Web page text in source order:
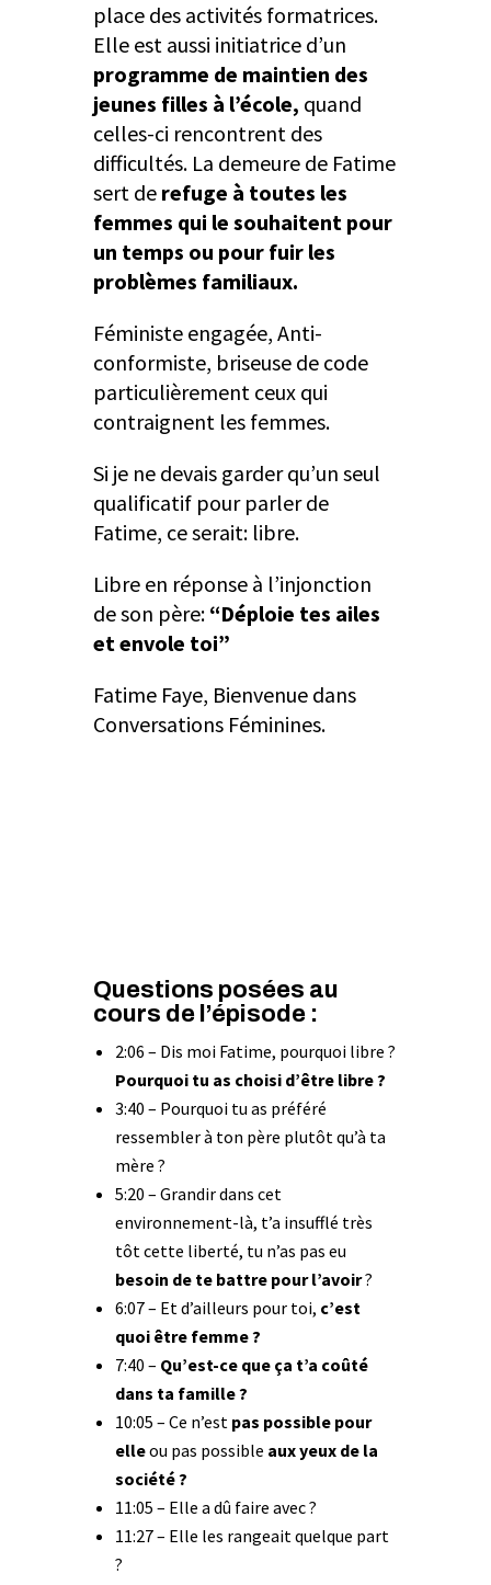
place des activités formatrices.
Elle est aussi initiatrice d’un
programme de maintien des
jeunes filles à l’école, quand
celles-ci rencontrent des
difficultés. La demeure de Fatime
sert de refuge à toutes les
femmes qui le souhaitent pour
un temps ou pour fuir les
problèmes familiaux.
Féministe engagée, Anti-
conformiste, briseuse de code
particulièrement ceux qui
contraignent les femmes.
Si je ne devais garder qu’un seul
qualificatif pour parler de
Fatime, ce serait: libre.
Libre en réponse à l’injonction
de son père: “Déploie tes ailes
et envole toi”
Fatime Faye, Bienvenue dans
Conversations Féminines.
Questions posées au
cours de l’épisode :
2:06 – Dis moi Fatime, pourquoi libre ?
Pourquoi tu as choisi d’être libre ?
3:40 – Pourquoi tu as préféré
ressembler à ton père plutôt qu’à ta
mère ?
5:20 – Grandir dans cet
environnement-là, t’a insufflé très
tôt cette liberté, tu n’as pas eu
besoin de te battre pour l’avoir?
6:07 – Et d’ailleurs pour toi, c’est
quoi être femme ?
7:40 – Qu’est-ce que ça t’a coûté
dans ta famille ?
10:05 – Ce n’est pas possible pour
elleou pas possible aux yeux de la
société ?
11:05 – Elle a dû faire avec ?
11:27 – Elle les rangeait quelque part
?